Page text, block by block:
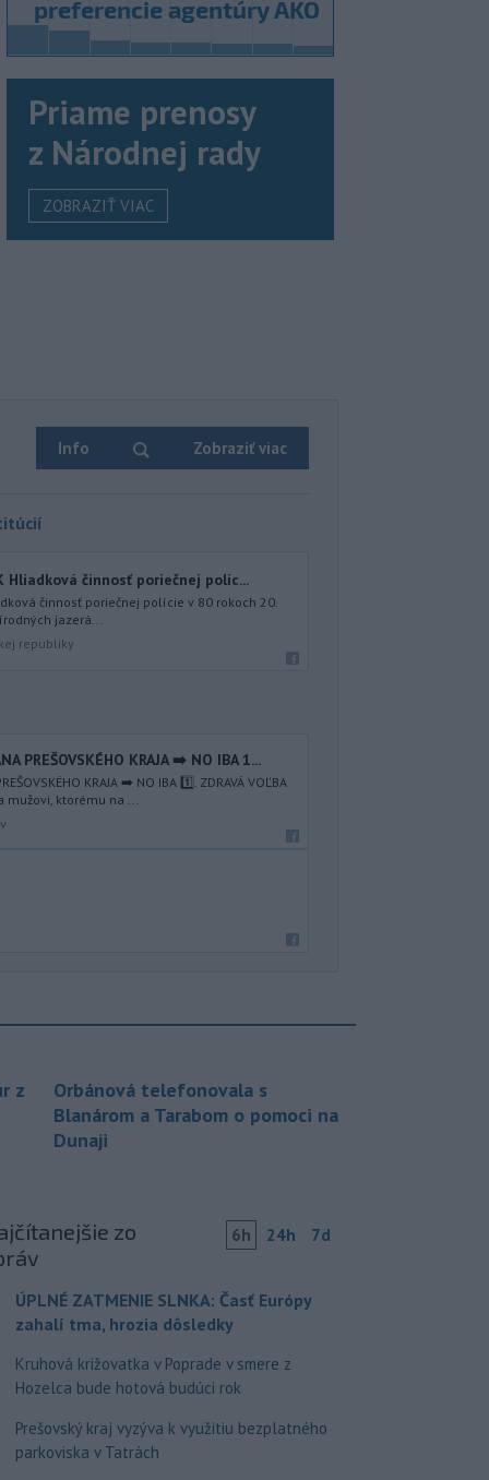
Priame prenosy
z Národnej rady
ZOBRAZIŤ VIAC
Info Zobraziť viac
Hliadková činnosť poriečnej políc...
činnosť poriečnej polície v 80 rokoch 20.
jazerá...
republiky
PREŠOVSKÉHO KRAJA ➡️ NO IBA 1️...
KRAJA ➡️ NO IBA 1️⃣. ZDRAVÁ VOĽBA
mužovi, ktorému na ...
z
Orbánová telefonovala s
Blanárom a Tarabom o pomoci na
Dunaji
zo
6h 24h 7d
ÚPLNÉ ZATMENIE SLNKA: Časť Európy
zahalí tma, hrozia dôsledky
Kruhová križovatka v Poprade v smere z
Hozelca bude hotová budúci rok
Prešovský kraj vyzýva k využitiu bezplatného
parkoviska v Tatrách